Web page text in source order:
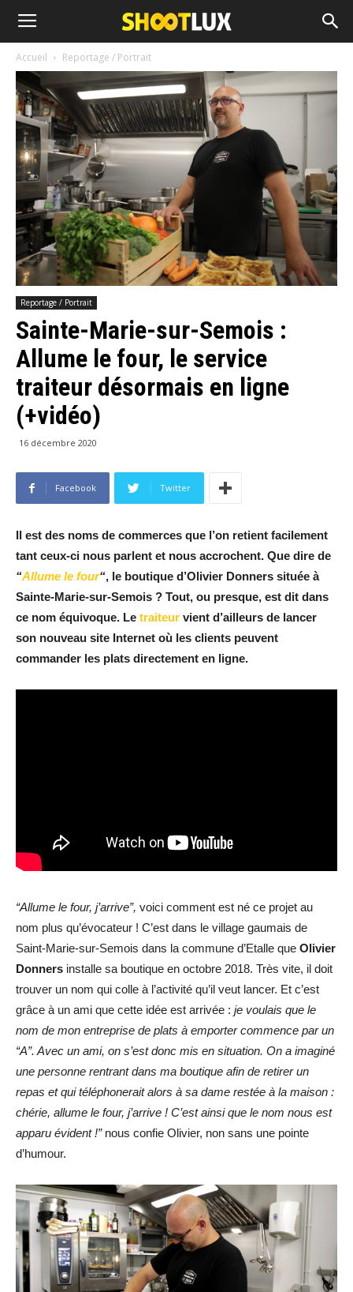
Accueil Reportage / Portrait
Reportage / Portrait
Sainte-Marie-sur-Semois :
Allume le four, le service
traiteur désormais en ligne
(+vidéo)
16 décembre 2020
Facebook Twitter
Il est des noms de commerces que l’on retient facilement
tant ceux-ci nous parlent et nous accrochent. Que dire de
“Allume le four“, le boutique d’Olivier Donners située à
Sainte-Marie-sur-Semois ? Tout, ou presque, est dit dans
ce nom équivoque. Le traiteur vient d’ailleurs de lancer
son nouveau site Internet où les clients peuvent
commander les plats directement en ligne.
“Allume le four, j’arrive”, voici comment est né ce projet au
nom plus qu’évocateur ! C’est dans le village gaumais de
Saint-Marie-sur-Semois dans la commune d’Etalle que Olivier
Donners installe sa boutique en octobre 2018. Très vite, il doit
trouver un nom qui colle à l’activité qu’il veut lancer. Et c’est
grâce à un ami que cette idée est arrivée : je voulais que le
nom de mon entreprise de plats à emporter commence par un
“A”. Avec un ami, on s’est donc mis en situation. On a imaginé
une personne rentrant dans ma boutique afin de retirer un
repas et qui téléphonerait alors à sa dame restée à la maison :
chérie, allume le four, j’arrive ! C’est ainsi que le nom nous est
apparu évident !” nous confie Olivier, non sans une pointe
d’humour.